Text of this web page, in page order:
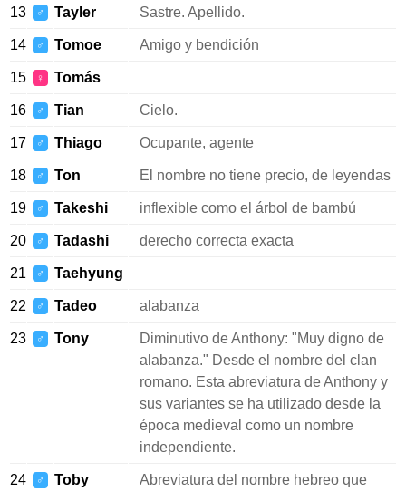
13 ♂ Tayler Sastre. Apellido.
14 ♂ Tomoe Amigo y bendición
15 ♀ Tomás
16 ♂ Tian Cielo.
17 ♂ Thiago Ocupante, agente
18 ♂ Ton El nombre no tiene precio, de leyendas
19 ♂ Takeshi inflexible como el árbol de bambú
20 ♂ Tadashi derecho correcta exacta
21 ♂ Taehyung
22 ♂ Tadeo alabanza
23 ♂ Tony
Diminutivo de Anthony: "Muy digno de
alabanza." Desde el nombre del clan
romano. Esta abreviatura de Anthony y
sus variantes se ha utilizado desde la
época medieval como un nombre
independiente.
24 ♂ Toby Abreviatura del nombre hebreo que